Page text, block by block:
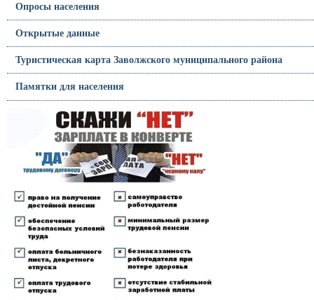
Опросы населения
Открытые данные
Туристическая карта Заволжского муниципального района
Памятки для населения